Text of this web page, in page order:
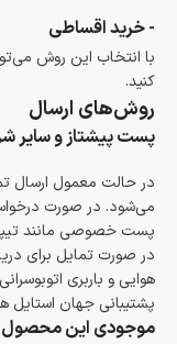
- خرید اقساطی
با انتخاب این روش
کنید.
روش‌های ارسال
پست پیشتاز و سایر
در حالت معمول ارسال
می‌شود. در صورت
پست خصوصی مانند
در صورت تمایل برای
هوایی و باربری
پشتیبانی جهان استایل
موجودی این محصول